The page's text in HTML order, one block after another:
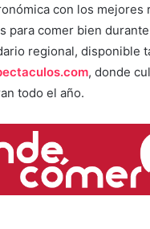
con los mejores
para comer bien
regional, disponible
, donde
todo el año.